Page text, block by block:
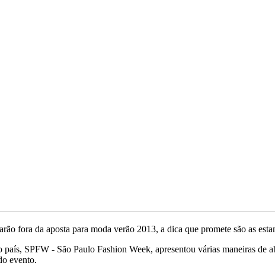
fora da aposta para moda verão 2013, a dica que promete são as
SPFW - São Paulo Fashion Week, apresentou várias maneiras de
evento.